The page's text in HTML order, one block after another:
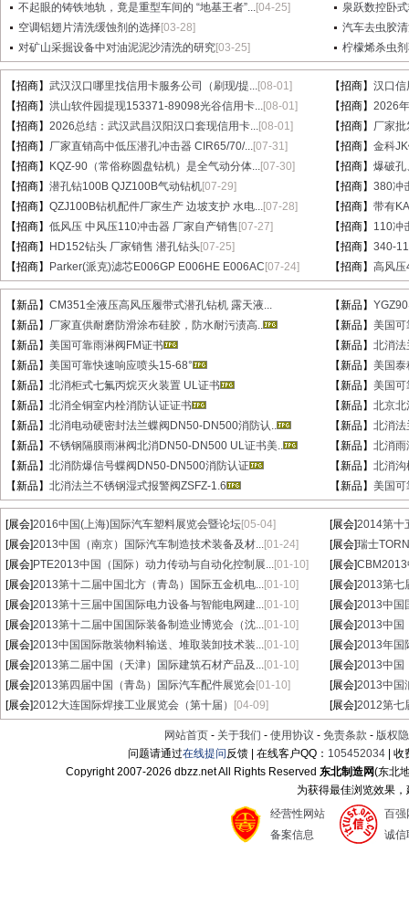
不起眼的铸铁地轨，竟是重型车间的 “地基王者”...[04-25]
泉跃数控卧
空调铝翅片清洗缓蚀剂的选择[03-28]
汽车去虫胶
对矿山采掘设备中对油泥泥沙清洗的研究[03-25] 柠檬烯杀虫
【招商】 武汉汉口哪里找信用卡服务公司（刷现/提...[08-01] 【招商】 汉口信
【招商】 洪山软件园提现153371-89098光谷信用卡...[08-01] 【招商】 2026
【招商】 2026总结：武汉武昌汉阳汉口套现信用卡...[08-01] 【招商】 厂家
【招商】 厂家直销高中低压潜孔冲击器 CIR65/70/...[07-31] 【招商】 金科
【招商】
KQZ-90（常俗称圆盘钻机）是全气动分体...[07-30] 【招商】 爆破孔
【招商】 潜孔钻100B QJZ100B气动钻机[07-29] 【招商】 380冲
【招商】 QZJ100B钻机配件厂家生产 边坡支护 水电...[07-28] 【招商】 带有
【招商】 低风压 中风压110冲击器 厂家自产销售 [07-27] 【招商】 110冲
【招商】
HD152钻头 厂家销售 潜孔钻头[07-25] 【招商】 340-
【招商】
Parker(派克)滤芯E006GP E006HE E006AC [07-24] 【招商】 高风压
【新品】 CM351全液压高风压履带式潜孔钻机 露天液... 【新品】
【新品】 厂家直供耐磨防滑涂布硅胶，防水耐污渍高.. 【新品】 美国可
【新品】 美国可靠雨淋阀FM证书 【新品】 北消法
【新品】 美国可靠快速响应喷头15-68° 【新品】 美国泰
【新品】 北消柜式七氟丙烷灭火装置 UL证书 【新品】 美国可
【新品】 北消全铜室内栓消防认证证书 【新品】 北京
【新品】 北消电动硬密封法兰蝶阀DN50-DN500消防认.. 【新品】 北消法
【新品】 不锈钢隔膜雨淋阀北消DN50-DN500 UL证书美.. 【新品】 北消
【新品】 北消防爆信号蝶阀DN50-DN500消防认证 【新品】 北消沟
【新品】 北消法兰不锈钢湿式报警阀ZSFZ-1.6 【新品】 美国可
[展会]2016中国(上海)国际汽车塑料展览会暨论坛[05-04] [展会]2014第十
[展会]2013中国（南京）国际汽车制造技术装备及材...[01-24] [展会]瑞士
[展会] PTE2013中国（国际）动力传动与自动化控制展...[01-10] [展会]CBM2013
[展会]2013第十二届中国北方（青岛）国际五金机电...[01-10] [展会]2013第七
[展会]2013第十三届中国国际电力设备与智能电网建...[01-10] [展会]2013中国
[展会]2013第十二届中国国际装备制造业博览会（沈...[01-10] [展会]2013中国
[展会]2013中国国际散装物料输送、堆取装卸技术装...[01-10] [展会]2013年国
[展会]2013第二届中国（天津）国际建筑石材产品及...[01-10] [展会]2013中国
[展会]2013第四届中国（青岛）国际汽车配件展览会[01-10] [展会]2013中国
[展会]2012大连国际焊接工业展览会（第十届） [04-09] [展会]2012第七
网站首页 - 关于我们 - 使用协议 - 免责条款 - 版权
问题请通过在线提问反馈 | 在线客户QQ： 105452034 |
Copyright 2007-2026 dbzz.net All Rights Reserved东北制造网(东北
为获得最佳浏览效果
经营性网站
备案信息
百强
诚信